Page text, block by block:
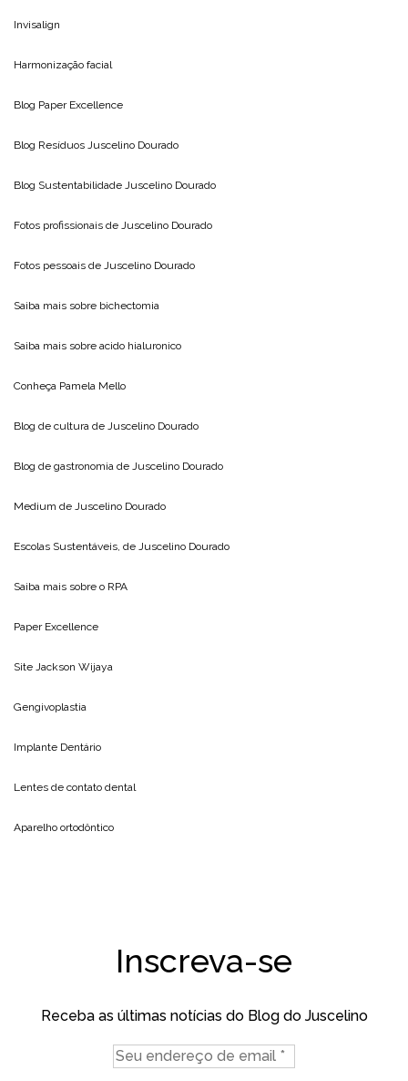
Invisalign
Harmonização facial
Blog Paper Excellence
Blog Resíduos Juscelino Dourado
Blog Sustentabilidade Juscelino Dourado
Fotos profissionais de Juscelino Dourado
Fotos pessoais de Juscelino Dourado
Saiba mais sobre bichectomia
Saiba mais sobre acido hialuronico
Conheça Pamela Mello
Blog de cultura de Juscelino Dourado
Blog de gastronomia de Juscelino Dourado
Medium de Juscelino Dourado
Escolas Sustentáveis, de Juscelino Dourado
Saiba mais sobre o RPA
Paper Excellence
Site Jackson Wijaya
Gengivoplastia
Implante Dentário
Lentes de contato dental
Aparelho ortodôntico
Inscreva-se
Receba as últimas notícias do Blog do Juscelino